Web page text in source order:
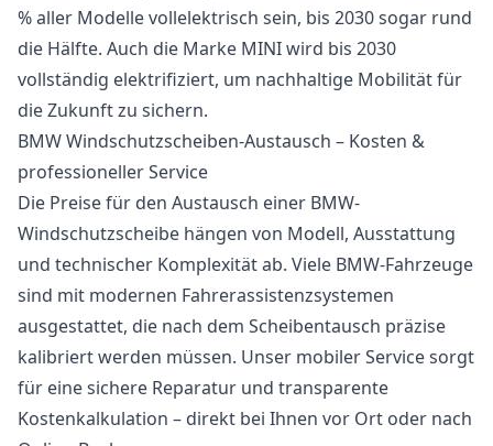
% aller Modelle vollelektrisch sein, bis 2030 sogar rund
die Hälfte. Auch die Marke MINI wird bis 2030
vollständig elektrifiziert, um nachhaltige Mobilität für
die Zukunft zu sichern.
BMW Windschutzscheiben-Austausch – Kosten &
professioneller Service
Die Preise für den Austausch einer BMW-
Windschutzscheibe hängen von Modell, Ausstattung
und technischer Komplexität ab. Viele BMW-Fahrzeuge
sind mit modernen Fahrerassistenzsystemen
ausgestattet, die nach dem Scheibentausch präzise
kalibriert werden müssen. Unser mobiler Service sorgt
für eine sichere Reparatur und transparente
Kostenkalkulation – direkt bei Ihnen vor Ort oder nach